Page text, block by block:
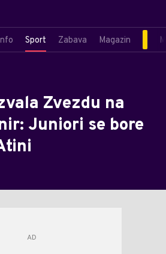
Sport Zabava Magazin
Zvezdu na
Juniori se bore